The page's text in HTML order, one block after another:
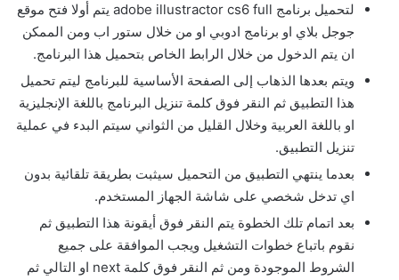
لتحميل برنامج adobe illustractor cs6 full يتم أولا فتح موقع
جوجل بلاي او برنامج ادوبي او من خلال ستور اب ومن الممكن
ان يتم الدخول من خلال الرابط الخاص بتحميل هذا البرنامج.
ويتم بعدها الذهاب إلى الصفحة الأساسية للبرنامج ليتم تحميل
هذا التطبيق ثم النقر فوق كلمة تنزيل البرنامج باللغة الإنجليزية
او باللغة العربية وخلال القليل من الثواني سيتم البدء في عملية
تنزيل التطبيق.
بعدما ينتهي التطبيق من التحميل سيثبت بطريقة تلقائية بدون
اي تدخل شخصي على شاشة الجهاز المستخدم.
بعد اتمام تلك الخطوة يتم النقر فوق أيقونة هذا التطبيق ثم
نقوم باتباع خطوات التشغيل ويجب الموافقة على جميع
الشروط الموجودة ومن ثم النقر فوق كلمة next او التالي ثم